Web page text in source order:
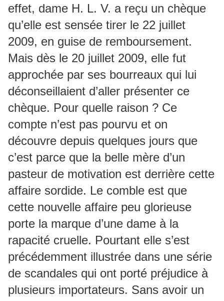
effet, dame H. L. V. a reçu un chèque
qu’elle est sensée tirer le 22 juillet
2009, en guise de remboursement.
Mais dès le 20 juillet 2009, elle fut
approchée par ses bourreaux qui lui
déconseillaient d’aller présenter ce
chèque. Pour quelle raison ? Ce
compte n’est pas pourvu et on
découvre depuis quelques jours que
c’est parce que la belle mère d’un
pasteur de motivation est derrière cette
affaire sordide. Le comble est que
cette nouvelle affaire peu glorieuse
porte la marque d’une dame à la
rapacité cruelle. Pourtant elle s’est
précédemment illustrée dans une série
de scandales qui ont porté préjudice à
plusieurs importateurs. Sans avoir un